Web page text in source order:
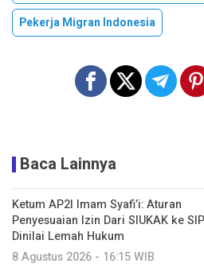
Pekerja Migran Indonesia
Baca Lainnya
Ketum AP2I Imam Syafi’i: Aturan
Penyesuaian Izin Dari SIUKAK ke
Dinilai Lemah Hukum
8 Agustus 2026 - 16:15 WIB